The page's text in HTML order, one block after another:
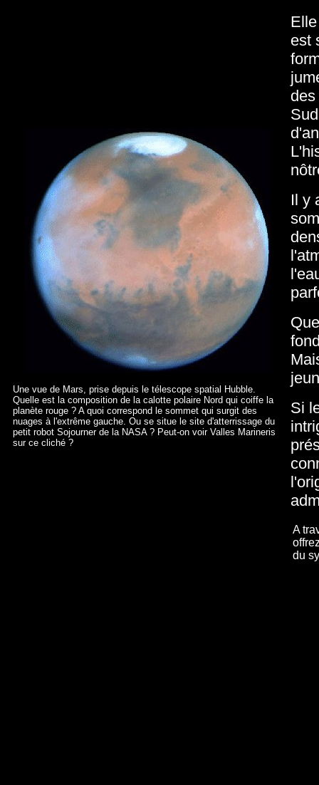
Une vue de Mars, prise depuis le télescope spatial Hubble.
Quelle est la composition de la calotte polaire Nord qui coiffe la
planète rouge ? A quoi correspond le sommet qui surgit des
nuages à l'extrême gauche. Ou se situe le site d'atterrissage du
petit robot Sojourner de la NASA ? Peut-on voir Valles Marineris
sur ce cliché ?
est
Il y
Si
A
du